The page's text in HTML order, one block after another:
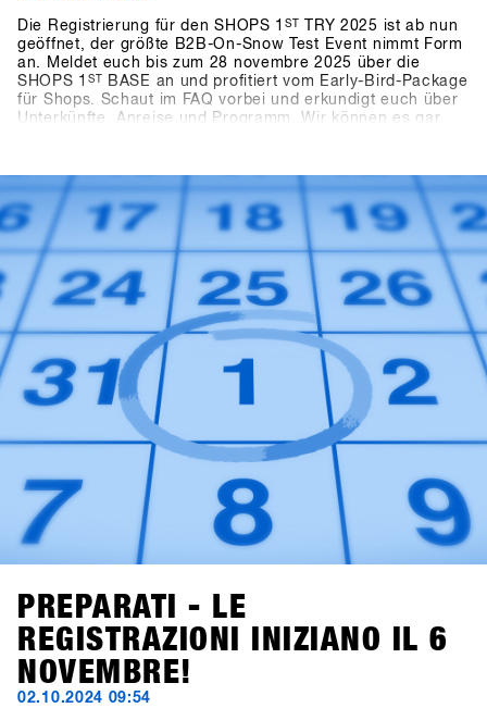
Die Registrierung für den SHOPS 1ST
TRY 2025 ist ab nun
geöffnet, der größte B2B-On-Snow Test Event nimmt Form
an. Meldet euch bis zum 28 novembre 2025 über die
SHOPS 1 ST
BASE an und profitiert vom Early-Bird-Package
für Shops. Schaut im FAQ vorbei und erkundigt euch über
Unterkünfte, Anreise und Programm. Wir können es gar
PREPARATI - LE
REGISTRAZIONI INIZIANO IL 6
NOVEMBRE!
02.10.2024 09:54